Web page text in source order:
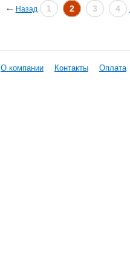
Назад 1 2 3 4
О компании Контакты Оплата